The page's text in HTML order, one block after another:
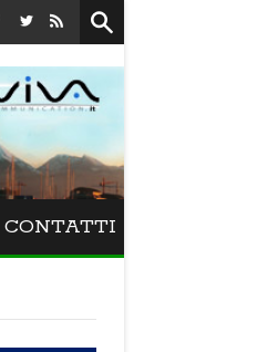
- La direttrice lucchese Beatrice
CONTATTI